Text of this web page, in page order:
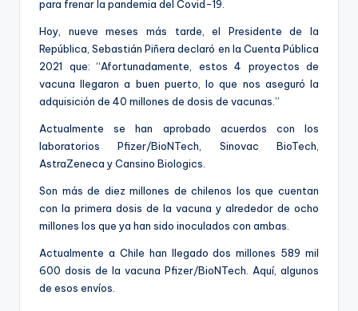
para frenar la pandemia del Covid-19.
Hoy, nueve meses más tarde, el Presidente de la
República, Sebastián Piñera declaró en la Cuenta Pública
2021 que: “Afortunadamente, estos 4 proyectos de
vacuna llegaron a buen puerto, lo que nos aseguró la
adquisición de 40 millones de dosis de vacunas.”
Actualmente se han aprobado acuerdos con los
laboratorios Pfizer/BioNTech, Sinovac BioTech,
AstraZeneca y Cansino Biologics.
Son más de diez millones de chilenos los que cuentan
con la primera dosis de la vacuna y alrededor de ocho
millones los que ya han sido inoculados con ambas.
Actualmente a Chile han llegado dos millones 589 mil
600 dosis de la vacuna Pfizer/BioNTech. Aquí, algunos
de esos envíos.